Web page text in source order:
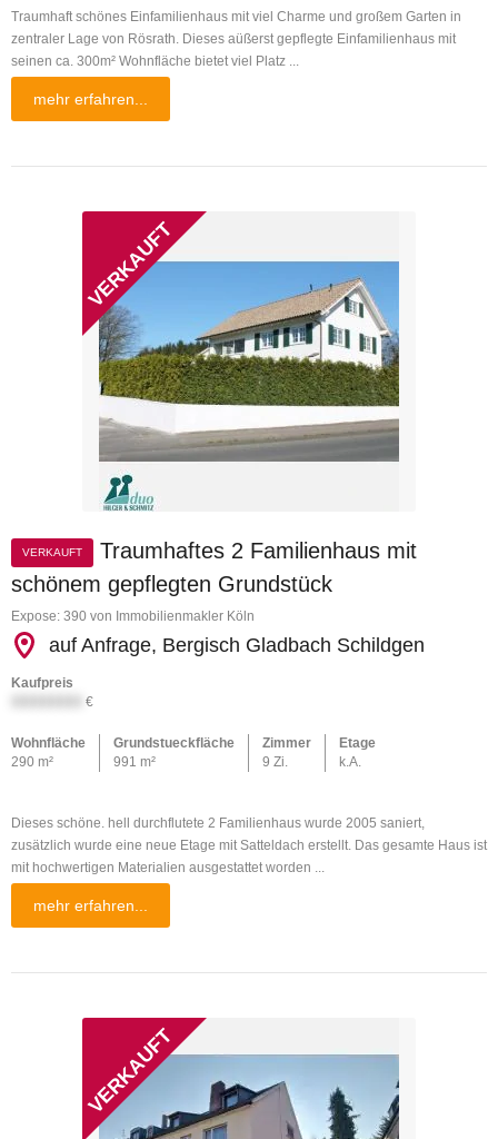
Traumhaft schönes Einfamilienhaus mit viel Charme und großem Garten in
zentraler Lage von Rösrath. Dieses aüßerst gepflegte Einfamilienhaus mit
seinen ca. 300m² Wohnfläche bietet viel Platz ...
mehr erfahren...
VERKAUFT
Traumhaftes 2 Familienhaus mit
schönem gepflegten Grundstück
Expose: 390 von Immobilienmakler Köln
auf Anfrage, Bergisch Gladbach Schildgen
Kaufpreis
€
Wohnfläche
290 m²
Grundstueckfläche
991 m²
Zimmer
9 Zi.
Etage
k.A.
Dieses schöne. hell durchflutete 2 Familienhaus wurde 2005 saniert,
zusätzlich wurde eine neue Etage mit Satteldach erstellt. Das gesamte Haus ist
mit hochwertigen Materialien ausgestattet worden ...
mehr erfahren...